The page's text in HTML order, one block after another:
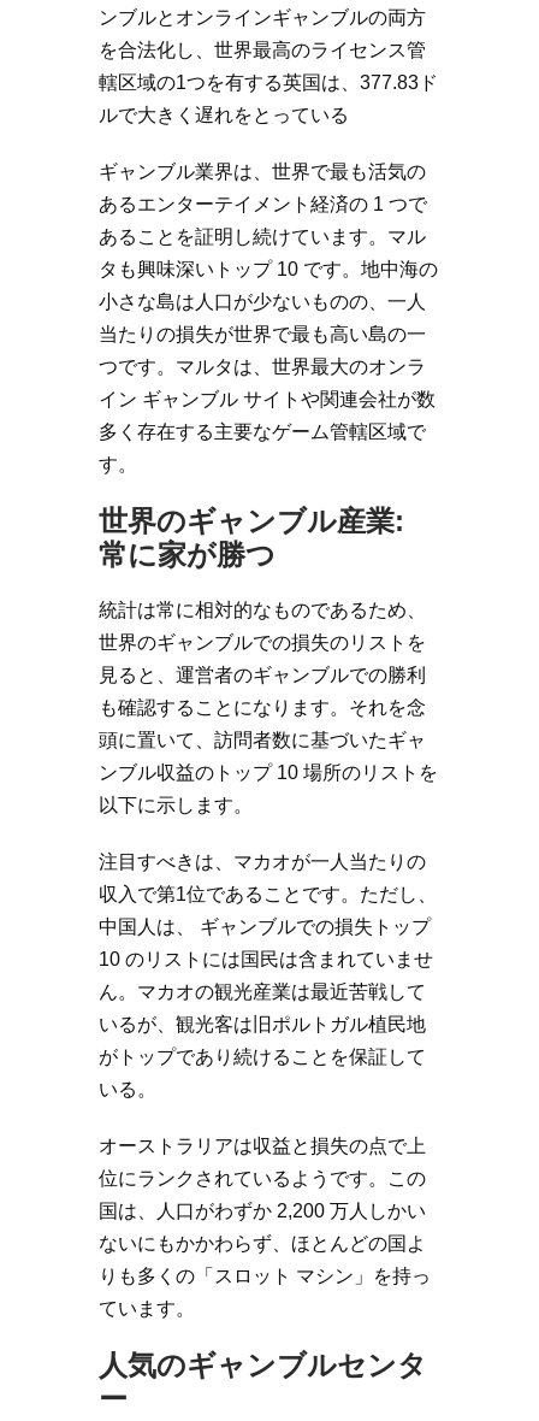
ンブルとオンラインギャンブルの両方
を合法化し、世界最高のライセンス管
轄区域の1つを有する英国は、377.83ド
ルで大きく遅れをとっている
ギャンブル業界は、世界で最も活気の
あるエンターテイメント経済の 1 つで
あることを証明し続けています。マル
タも興味深いトップ 10 です。地中海の
小さな島は人口が少ないものの、一人
当たりの損失が世界で最も高い島の一
つです。マルタは、世界最大のオンラ
イン ギャンブル サイトや関連会社が数
多く存在する主要なゲーム管轄区域で
す。
世界のギャンブル産業:
常に家が勝つ
統計は常に相対的なものであるため、
世界のギャンブルでの損失のリストを
見ると、運営者のギャンブルでの勝利
も確認することになります。それを念
頭に置いて、訪問者数に基づいたギャ
ンブル収益のトップ 10 場所のリストを
以下に示します。
注目すべきは、マカオが一人当たりの
収入で第1位であることです。ただし、
中国人は、 ギャンブルでの損失トップ
10 のリストには国民は含まれていませ
ん。マカオの観光産業は最近苦戦して
いるが、観光客は旧ポルトガル植民地
がトップであり続けることを保証して
いる。
オーストラリアは収益と損失の点で上
位にランクされているようです。この
国は、人口がわずか 2,200 万人しかい
ないにもかかわらず、ほとんどの国よ
りも多くの「スロット マシン」を持っ
ています。
人気のギャンブルセンタ
ー